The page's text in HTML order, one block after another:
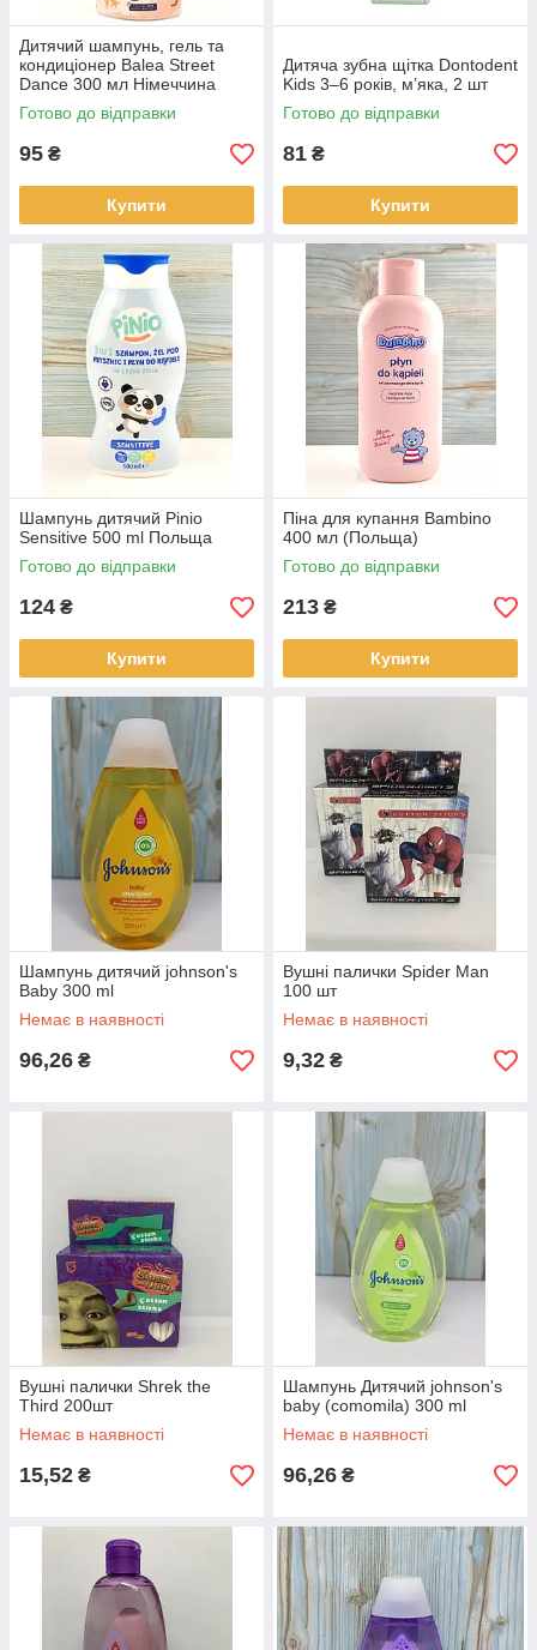
Дитячий шампунь, гель та
кондиціонер Balea Street
Dance 300 мл Німеччина
Готово до відправки
95 ₴
Купити
Дитяча зубна щітка Dontodent
Kids 3–6 років, м’яка, 2 шт
Готово до відправки
81 ₴
Купити
Шампунь дитячий Pinio
Sensitive 500 ml Польща
Готово до відправки
124 ₴
Купити
Піна для купання Bambino
400 мл (Польща)
Готово до відправки
213 ₴
Купити
Шампунь дитячий johnson's
Baby 300 ml
Немає в наявності
96,26 ₴
Вушні палички Spider Man
100 шт
Немає в наявності
9,32 ₴
Вушні палички Shrek the
Third 200шт
Немає в наявності
15,52 ₴
Шампунь Дитячий johnson's
baby (comomila) 300 ml
Немає в наявності
96,26 ₴